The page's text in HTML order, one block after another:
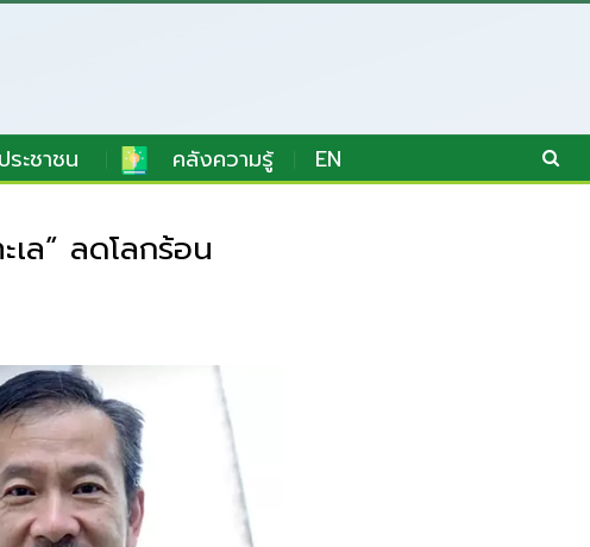
ระชาชน คลังความรู้ EN
ล” ลดโลกร้อน